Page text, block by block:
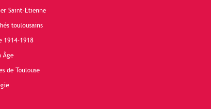
Saint-Etienne
toulousains
1914-1918
Âge
de Toulouse